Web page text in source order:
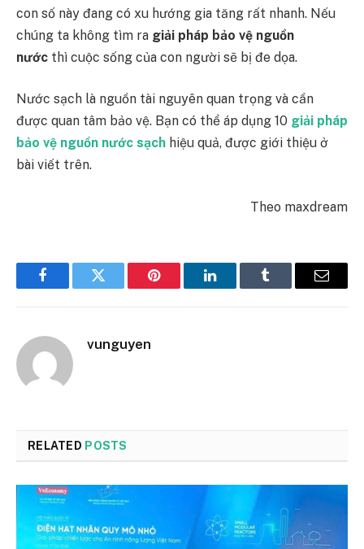
con số này đang có xu hướng gia tăng rất nhanh. Nếu
chúng ta không tìm ra giải pháp bảo vệ nguồn
nước thì cuộc sống của con người sẽ bị đe dọa.
Nước sạch là nguồn tài nguyên quan trọng và cần
được quan tâm bảo vệ. Bạn có thể áp dụng 10 giải pháp
bảo vệ nguồn nước sạch hiệu quả, được giới thiệu ở
bài viết trên.
Theo maxdream
FacebookTwitter Pinterest LinkedInTumblr Email
vunguyen
RELATED POSTS